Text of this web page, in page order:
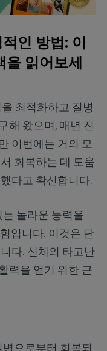
인 방법: 이
읽어보세
최적화하고 질병
해 왔으며, 매년 진
이번에는 거의 모
회복하는 데 도움
다고 확신합니다.
놀라운 능력을
입니다. 이것은 단
다. 신체의 타고난
력을 얻기 위한 근
으로부터 회복되